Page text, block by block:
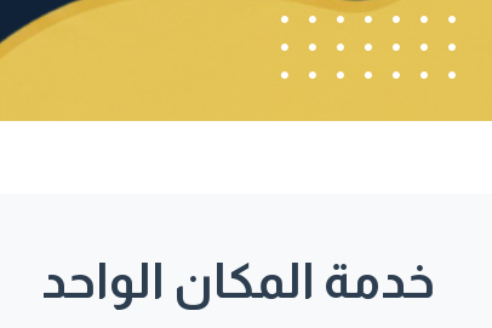
خدمة المكان الواحد